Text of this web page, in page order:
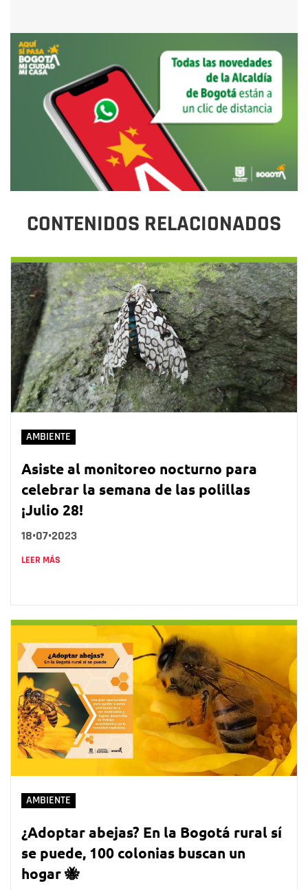
CONTENIDOS RELACIONADOS
AMBIENTE
Asiste al monitoreo nocturno para
celebrar la semana de las polillas
¡Julio 28!
18•07•2023
LEER MÁS
AMBIENTE
¿Adoptar abejas? En la Bogotá rural sí
se puede, 100 colonias buscan un
hogar 🐝